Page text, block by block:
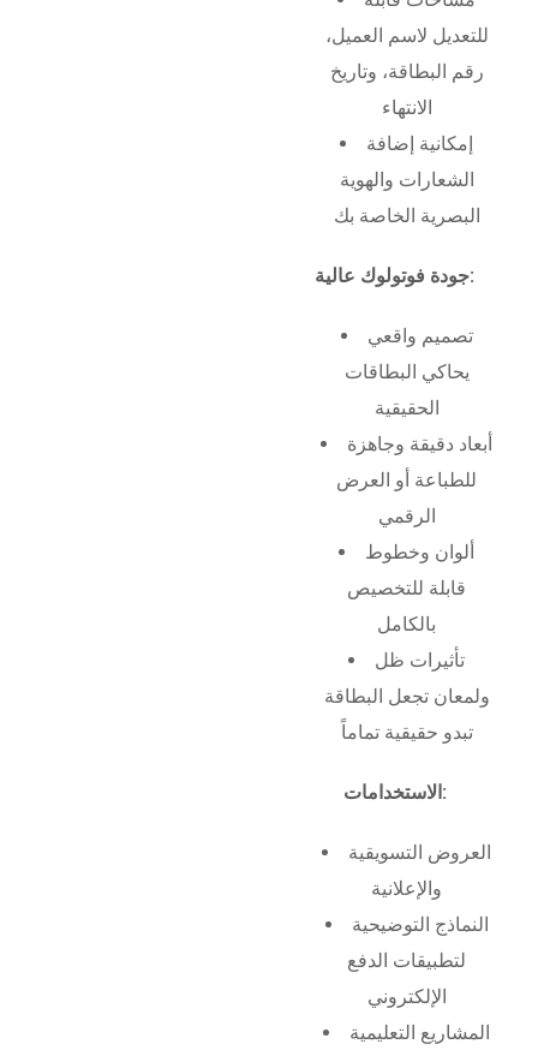
للتعديل لاسم العميل،
رقم البطاقة، وتاريخ
الانتهاء
إمكانية إضافة
الشعارات والهوية
البصرية الخاصة بك
جودة فوتولوك عالية:
تصميم واقعي
يحاكي البطاقات
الحقيقية
أبعاد دقيقة وجاهزة
للطباعة أو العرض
الرقمي
ألوان وخطوط
قابلة للتخصيص
بالكامل
تأثيرات ظل
ولمعان تجعل البطاقة
تبدو حقيقية تماماً
الاستخدامات:
العروض التسويقية
والإعلانية
النماذج التوضيحية
لتطبيقات الدفع
الإلكتروني
المشاريع التعليمية